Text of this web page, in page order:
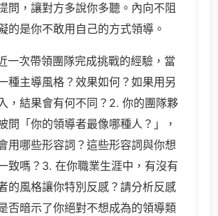
問，讓對方多說你多聽。內向不阻
的是你不敢用自己的方式領導。
一次帶領團隊完成挑戰的經驗，當
種主導風格？效果如何？如果用另
，結果會有何不同？2. 你的團隊夥
問「你的領導者最像哪種人？」，
用哪些形容詞？這些形容詞與你想
致嗎？3. 在你職業生涯中，有沒有
的風格讓你特別反感？請分析反感
否暗示了你絕對不想成為的領導類